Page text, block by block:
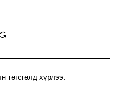
төгсгөлд хүрлээ.